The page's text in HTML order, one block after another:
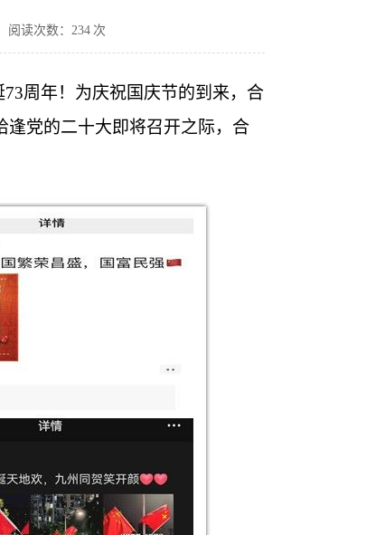
阅读次数：234 次
周年！为庆祝国庆节的到来，合
逢党的二十大即将召开之际，合